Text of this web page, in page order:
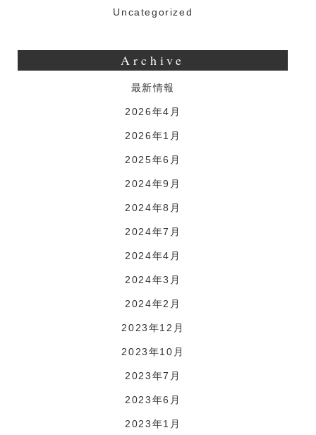
Uncategorized
Archive
最新情報
2026年4月
2026年1月
2025年6月
2024年9月
2024年8月
2024年7月
2024年4月
2024年3月
2024年2月
2023年12月
2023年10月
2023年7月
2023年6月
2023年1月